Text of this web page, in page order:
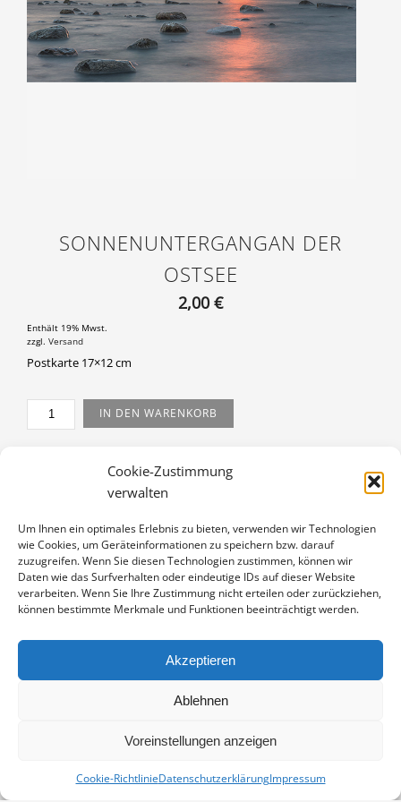
Cookie-Zustimmung
verwalten
Um Ihnen ein optimales Erlebnis zu bieten, verwenden wir Technologien
wie Cookies, um Geräteinformationen zu speichern bzw. darauf
zuzugreifen. Wenn Sie diesen Technologien zustimmen, können wir
Daten wie das Surfverhalten oder eindeutige IDs auf dieser Website
verarbeiten. Wenn Sie Ihre Zustimmung nicht erteilen oder zurückziehen,
können bestimmte Merkmale und Funktionen beeinträchtigt werden.
Akzeptieren
Ablehnen
Voreinstellungen anzeigen
Cookie-RichtlinieDatenschutzerklärungImpressum
SONNENUNTERGANGAN DER
OSTSEE
2,00 €
Enthält 19% Mwst.
zzgl. Versand
Postkarte 17×12 cm
SONNENUNTERGANGANIN DEN WARENKORB
Postkarten 17x12
BESCHREIBUNG
Postkarte im Format 17×12 cm, mit vollformatigem
350g/m² – ein sehr raues Feinstpapier mit einer
bebesonders wertigen Haptik und edel-matter
Bildwirkung.